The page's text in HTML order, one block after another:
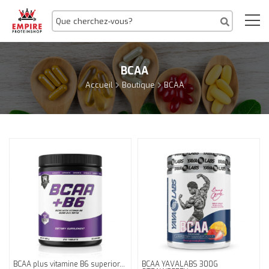
BCAA
Accueil Boutique BCAA
BCAA plus vitamine B6 superior...
BCAA YAVALABS 300G